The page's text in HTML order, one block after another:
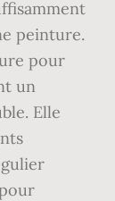
peinture.
pour
un
Elle